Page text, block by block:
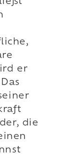
er
die